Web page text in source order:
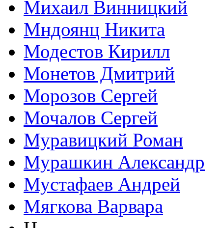
Михаил Винницкий
Мндоянц Никита
Модестов Кирилл
Монетов Дмитрий
Морозов Сергей
Мочалов Сергей
Муравицкий Роман
Мурашкин Александр
Мустафаев Андрей
Мягкова Варвара